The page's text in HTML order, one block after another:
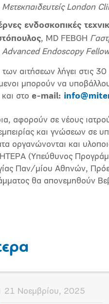
London
ενδοσκοπικές
, MD FEBGH
Advanced Endoscopy
αιτήσεων λήγει στις
μπορούν να
και στο e-mail:
αφορούν σε νέους
και γνώσεων σε
οργανώνονται και
(Υπεύθυνος
Παν/μίου Αθηνών,
θα απονεμηθούν
21 Νοεμβρίου, 2025